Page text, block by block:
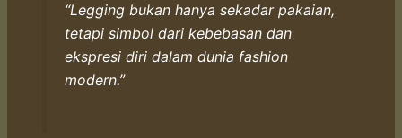
“Legging bukan hanya sekadar pakaian,
tetapi simbol dari kebebasan dan
ekspresi diri dalam dunia fashion
modern.”